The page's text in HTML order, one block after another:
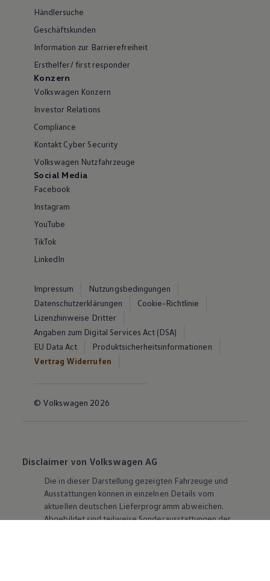
Händlersuche
Geschäftskunden
Information zur Barrierefreiheit
Ersthelfer/ first responder
Konzern
Volkswagen Konzern
Investor Relations
Compliance
Kontakt Cyber Security
Volkswagen Nutzfahrzeuge
Social Media
Facebook
Instagram
YouTube
TikTok
LinkedIn
Impressum
Nutzungsbedingungen
Datenschutzerklärungen
Cookie-Richtlinie
Lizenzhinweise Dritter
Angaben zum Digital Services Act (DSA)
EU Data Act
Produktsicherheitsinformationen
Vertrag Widerrufen
© Volkswagen 2026
Disclaimer von Volkswagen AG
Die in dieser Darstellung gezeigten Fahrzeuge und
Ausstattungen können in einzelnen Details vom
aktuellen deutschen Lieferprogramm abweichen.
Abgebildet sind teilweise Sonderausstattungen der